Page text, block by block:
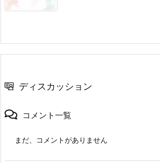
ディスカッション
コメント一覧
まだ、コメントがありません